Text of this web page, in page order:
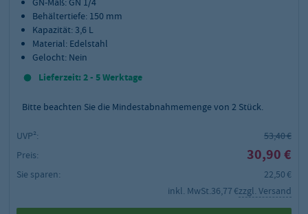
Behältertiefe: 150 mm
Kapazität: 3,6 L
Material: Edelstahl
Gelocht: Nein
Lieferzeit: 2 - 5 Werktage
Bitte beachten Sie die Mindestabnahmemenge von 2 Stück.
UVP²:
53,40 €
Preis:
30,90 €
Sie sparen:
22,50 €
inkl. MwSt.36,77 €zzgl. Versand